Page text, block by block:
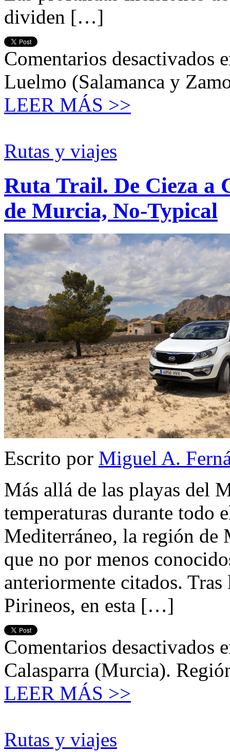
dividen […]
Comentarios desactivados
Luelmo (Salamanca y
LEER MÁS >>
Rutas y viajes
Ruta Trail. De Cieza a
de Murcia, No-Typical
Escrito por Miguel A.
Más allá de las playas del
temperaturas durante todo
Mediterráneo, la región de
que no por menos
anteriormente citados.
Pirineos, en esta […]
Comentarios desactivados
Calasparra (Murcia).
LEER MÁS >>
Rutas y viajes